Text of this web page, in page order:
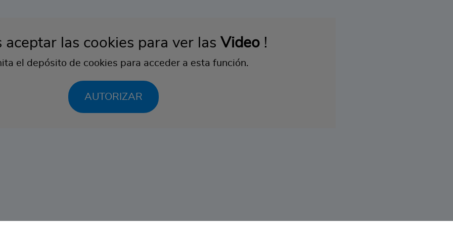
aceptar las cookies para ver las Video !
el depósito de cookies para acceder a esta función.
AUTORIZAR